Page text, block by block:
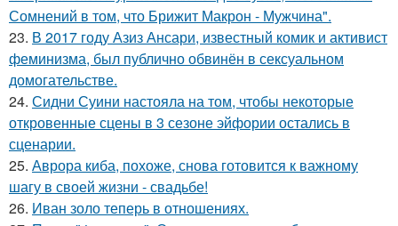
Сомнений в том, что Брижит Макрон - Мужчина".
23. В 2017 году Азиз Ансари, известный комик и активист
феминизма, был публично обвинён в сексуальном
домогательстве.
24. Сидни Суини настояла на том, чтобы некоторые
откровенные сцены в 3 сезоне эйфории остались в
сценарии.
25. Аврора киба, похоже, снова готовится к важному
шагу в своей жизни - свадьбе!
26. Иван золо теперь в отношениях.